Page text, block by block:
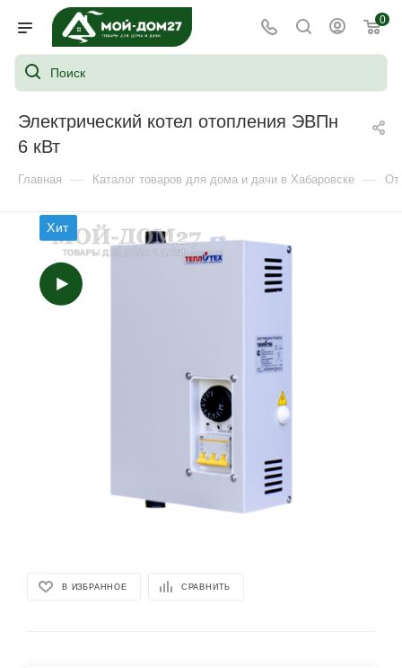
0
Электрический котел отопления ЭВПн
6 кВт
Главная — Каталог товаров для дома и дачи в Хабаровске —
Хит
В ИЗБРАННОЕ СРАВНИТЬ